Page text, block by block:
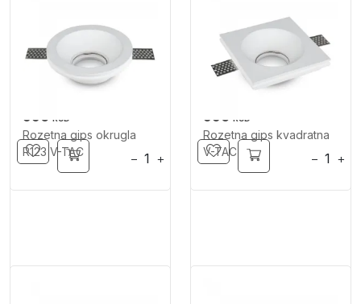
990 RSD
− +
990 RSD
− +
Rozetna gips okrugla
R123 V-TAC
Rozetna gips kvadratna
V-TAC